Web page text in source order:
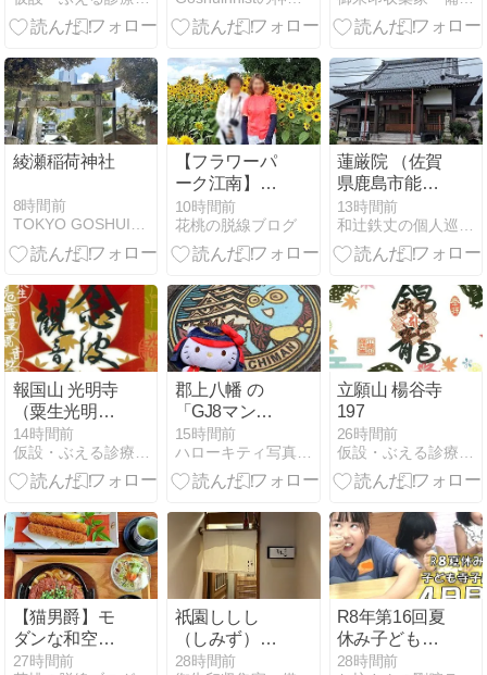
綾瀬稲荷神社
8時間前
TOKYO GOSHUIN TOUR
【フラワーパ
ーク江南】ひ
まわりとスイ
レンの花 in 愛
知 (江南)
10時間前
花桃の脱線ブログ
蓮厳院 （佐賀
県鹿島市能古
見辻）
13時間前
報国山 光明寺
（粟生光明
寺）⑬
14時間前
仮設・ぶえる診療所『書庫=御朱印帳』
郡上八幡 の
「GJ8マン」
マンホールカ
ード & 町並み
15時間前
ハローキティ写真館 キティグッズ＆御朱印集めのプチ旅日記
立願山 楊谷寺
197
26時間前
仮設・ぶえる診療所『書庫=御朱印帳』
【猫男爵】モ
ダンな和空間
でラ～ンチ in
27時間前
祇園ししし
（しみず）〜
京都
28時間前
R8年第16回夏
休み子ども寺
子屋開幕〜４
28時間前